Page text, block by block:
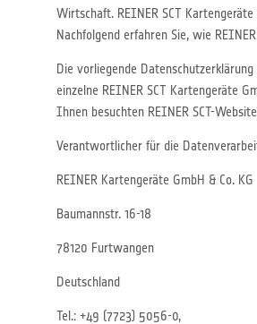
Wirtschaft. REINER SCT
Nachfolgend erfahren Sie, wie
Die vorliegende
einzelne REINER SCT Kartengeräte
Ihnen besuchten REINER SCT-
Verantwortlicher für die
REINER Kartengeräte GmbH & Co. KG
Baumannstr. 16-18
78120 Furtwangen
Deutschland
Tel.: +49 (7723) 5056-0,